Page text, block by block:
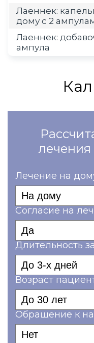
Лаеннек:
дому с 2
Лаеннек:
ампула
лечения
Лечение на
Согласие на
Длительность
Возраст
Обращение к